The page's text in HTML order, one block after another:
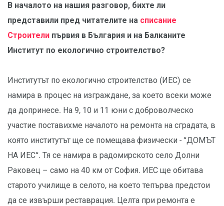
В началото на нашия разговор, бихте ли
представили пред читателите на списание
Строители първия в България и на Балканите
Институт по екологично строителство?
Институтът по екологично строителство (ИЕС) се
намира в процес на изграждане, за което всеки може
да допринесе. На 9, 10 и 11 юни с доброволческо
участие поставихме началото на ремонта на сградата, в
която институтът ще се помещава физически - “ДОМЪТ
НА ИЕС“. Тя се намира в радомирското село Долни
Раковец – само на 40 км от София. ИЕС ще обитава
старото училище в селото, на което тепърва предстои
да се извърши реставрация. Целта при ремонта е